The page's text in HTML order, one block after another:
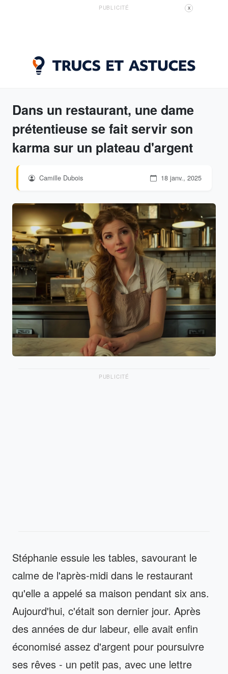
PUBLICITÉ X
Dans un restaurant, une dame
prétentieuse se fait servir son
karma sur un plateau d'argent
Camille Dubois 18 janv., 2025
PUBLICITÉ
Stéphanie essuie les tables, savourant le
calme de l'après-midi dans le restaurant
qu'elle a appelé sa maison pendant six ans.
Aujourd'hui, c'était son dernier jour. Après
des années de dur labeur, elle avait enfin
économisé assez d'argent pour poursuivre
ses rêves - un petit pas, avec une lettre